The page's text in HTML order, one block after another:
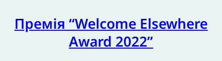
Премія “Welcome Elsewhere
Award 2022”